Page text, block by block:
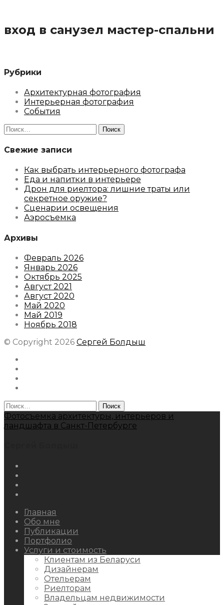
вход в санузел мастер-спальни
Рубрики
Архитектурная фотография
Интерьерная фотография
События
Найти:
Свежие записи
Как выбрать интерьерного фотографа
Еда и напитки в интерьере
Дрон для риелтора: лишние траты или
секретное оружие?
Сценарии освещения
Аэросъемка
Архивы
Февраль 2026
Январь 2026
Октябрь 2025
Август 2021
Август 2020
Май 2020
Май 2019
Ноябрь 2018
© Copyright 2026 Сергей Болдыш
Найти:
Фотосъемка архитектуры, интерьеров и
ландшафта в Санкт-Петербурге
Главная
Обо мне
Публикации
Портфолио
Услуги и стоимость
Клиентам из Беларуси
Дизайнерам
Отельерам
Риелторам
Владельцам недвижимости